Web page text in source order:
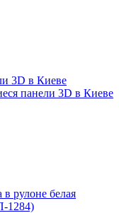
3D в Киеве
панели 3D в Киеве
рулоне белая
1284)